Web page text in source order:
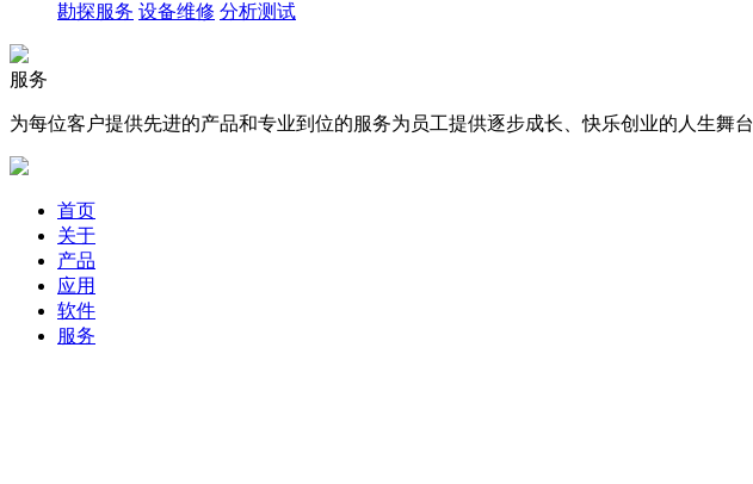
勘探服务 设备维修 分析测试
服务
为每位客户提供先进的产品和专业到位的服务为员工提供逐步成长、快乐创业的人生舞台
首页
关于
产品
应用
软件
服务